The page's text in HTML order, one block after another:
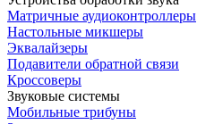
Матричные аудиоконтроллеры
Настольные микшеры
Эквалайзеры
Подавители обратной связи
Кроссоверы
Звуковые системы
Мобильные трибуны